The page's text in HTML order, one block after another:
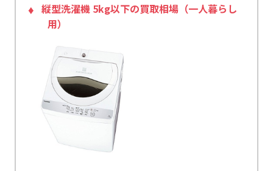
縦型洗濯機 5kg以下の買取相場（一人暮らし
用）